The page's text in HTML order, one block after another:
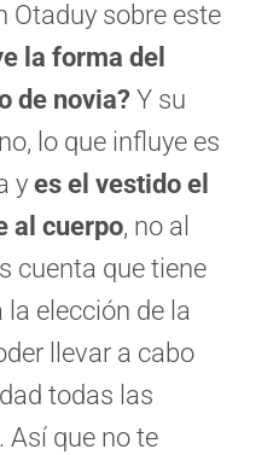
Otaduy sobre este
la forma del
de novia? Y su
lo que influye es
y es el vestido el
al cuerpo, no al
cuenta que tiene
elección de la
llevar a cabo
todas las
Así que no te